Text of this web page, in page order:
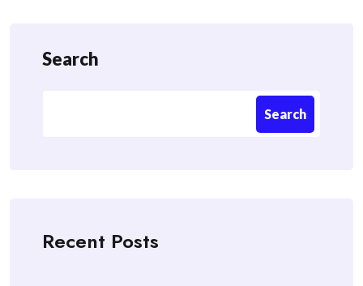
Search
Search
Recent Posts